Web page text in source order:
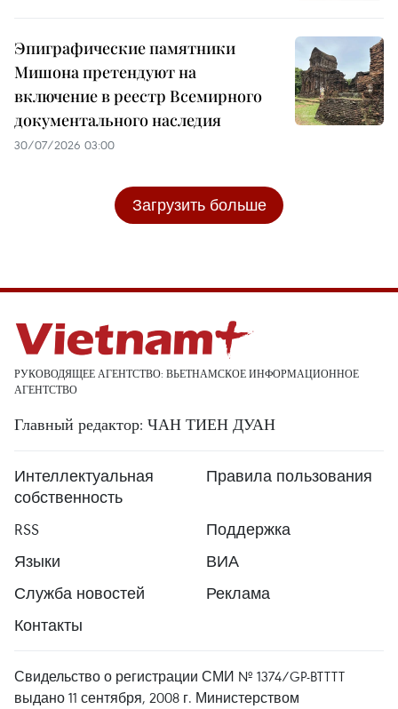
Эпиграфические памятники
Мишона претендуют на
включение в реестр Всемирного
документального наследия
30/07/2026 03:00
Загрузить больше
РУКОВОДЯЩЕЕ АГЕНТСТВО: ВЬЕТНАМСКОЕ ИНФОРМАЦИОННОЕ
АГЕНТСТВО
Главный редактор: ЧАН ТИЕН ДУАН
Интеллектуальная
собственность
Правила пользования
RSS
Поддержка
Языки
ВИА
Служба новостей
Реклама
Контакты
Свидельство о регистрации СМИ № 1374/GP-BTTTT
выдано 11 сентября, 2008 г. Министерством